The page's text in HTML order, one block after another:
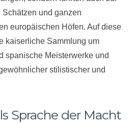
und ganzen
europäischen Höfen. Auf diese
kaiserliche Sammlung um
spanische Meisterwerke und
stilistischer und
Sprache der Macht